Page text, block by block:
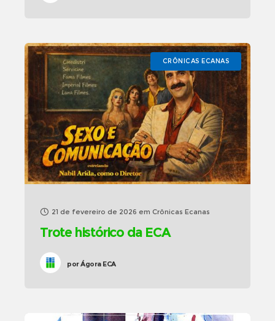
CRÔNICAS ECANAS
21 de fevereiro de 2026 em Crônicas Ecanas
Trote histórico da ECA
porÁgora ECA